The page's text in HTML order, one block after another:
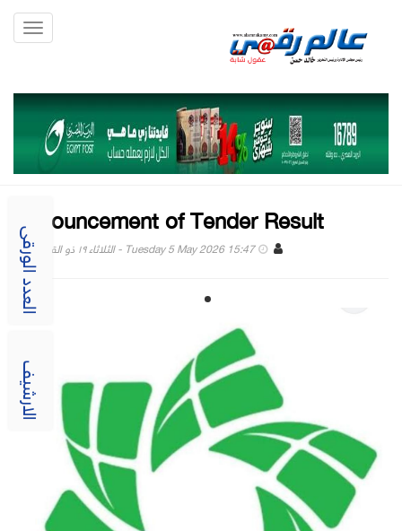
العدد الورقى
الارشيف
Announcement of Tender Result
Tuesday 5 May 2026 15:47 - الثلاثاء ١٩ ذو القعدة ١٤٤٧